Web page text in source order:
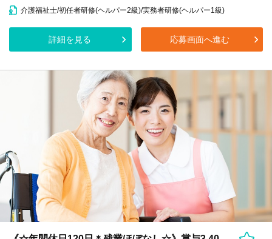
介護福祉士/初任者研修(ヘルパー2級)/実務者研修(ヘルパー1級)
詳細を見る 応募画面へ進む